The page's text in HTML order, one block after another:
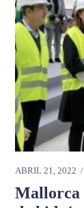
ABRIL 21, 2022
Mallorca